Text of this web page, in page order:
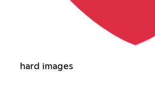
hard images